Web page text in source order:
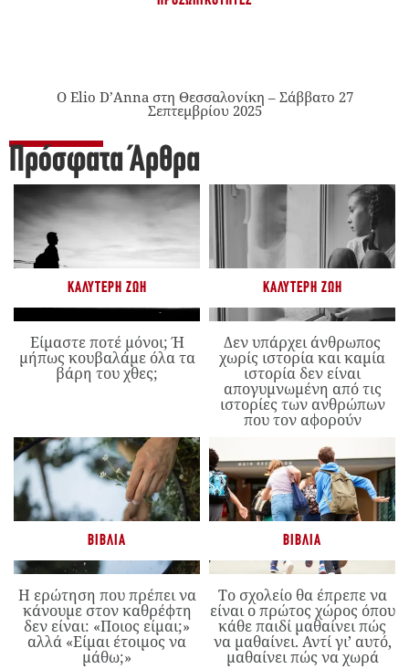
Ο Elio D’Anna στη Θεσσαλονίκη – Σάββατο 27
Σεπτεμβρίου 2025
Πρόσφατα Άρθρα
ΚΑΛΎΤΕΡΗ ΖΩΉ
Είμαστε ποτέ μόνοι; Ή
μήπως κουβαλάμε όλα τα
βάρη του χθες;
ΚΑΛΎΤΕΡΗ ΖΩΉ
Δεν υπάρχει άνθρωπος
χωρίς ιστορία και καμία
ιστορία δεν είναι
απογυμνωμένη από τις
ιστορίες των ανθρώπων
που τον αφορούν
ΒΙΒΛΊΑ
Η ερώτηση που πρέπει να
κάνουμε στον καθρέφτη
δεν είναι: «Ποιος είμαι;»
αλλά «Είμαι έτοιμος να
μάθω;»
ΒΙΒΛΊΑ
Το σχολείο θα έπρεπε να
είναι ο πρώτος χώρος όπου
κάθε παιδί μαθαίνει πώς
να μαθαίνει. Αντί γι’ αυτό,
μαθαίνει πώς να χωρά